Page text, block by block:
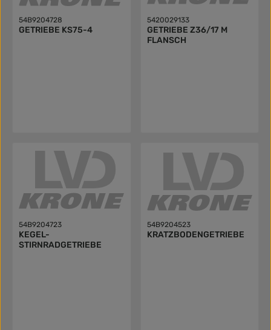
54B9204728
GETRIEBE KS75-4
5420029133
GETRIEBE Z36/17 M
FLANSCH
54B9204723
KEGEL-
STIRNRADGETRIEBE
54B9204523
KRATZBODENGETRIEBE